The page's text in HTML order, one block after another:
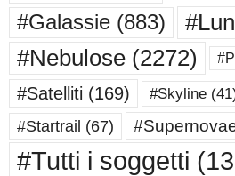
#Galassie (883)
#Nebulose (2272)
#Satelliti (169) #Skyline
#Startrail (67)
#Tutti i soggetti